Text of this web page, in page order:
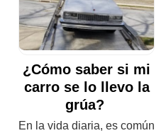
¿Cómo saber si mi
carro se lo llevo la
grúa?
En la vida diaria, es común